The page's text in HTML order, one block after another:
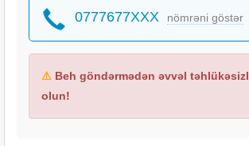
Ərazi təmizliyi
Gündəlik təmizləmə
Elaqə @servis.az_
+994777677710
0777677XXX nömrəni göstər
⚠ Beh göndərmədən əvvəl
olun!